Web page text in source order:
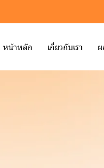
หน้าหลัก เกี่ยวกับเรา